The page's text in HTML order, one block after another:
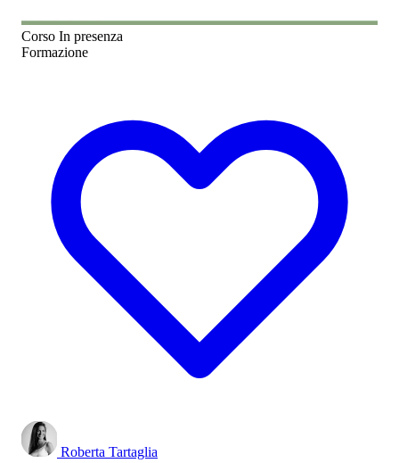
Corso In presenza
Formazione
Roberta Tartaglia